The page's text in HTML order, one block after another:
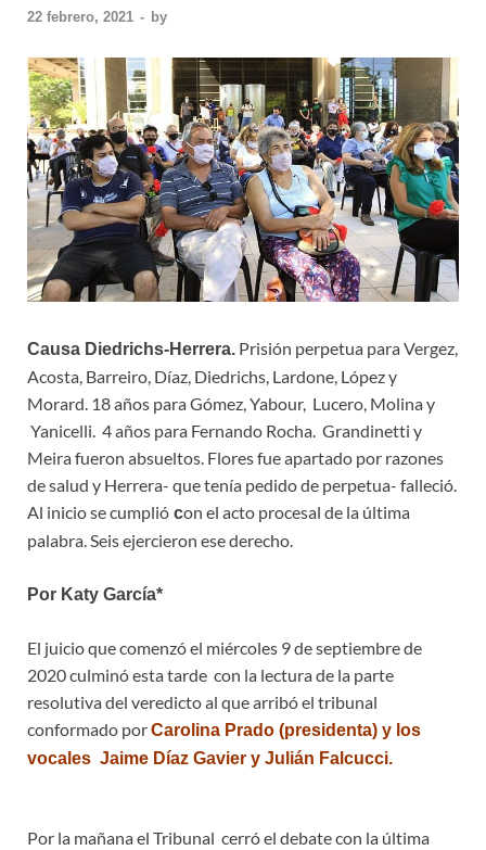
22 febrero, 2021 - by
Causa Diedrichs-Herrera. Prisión perpetua para Vergez,
Acosta, Barreiro, Díaz, Diedrichs, Lardone, López y
Morard. 18 años para Gómez, Yabour, Lucero, Molina y
Yanicelli. 4 años para Fernando Rocha. Grandinetti y
Meira fueron absueltos. Flores fue apartado por razones
de salud y Herrera- que tenía pedido de perpetua- falleció.
Al inicio se cumplió con el acto procesal de la última
palabra. Seis ejercieron ese derecho.
Por Katy García*
El juicio que comenzó el miércoles 9 de septiembre de
2020 culminó esta tarde con la lectura de la parte
resolutiva del veredicto al que arribó el tribunal
conformado porCarolina Prado (presidenta) y los
vocales Jaime Díaz Gavier y Julián Falcucci.
Por la mañana el Tribunal cerró el debate con la última